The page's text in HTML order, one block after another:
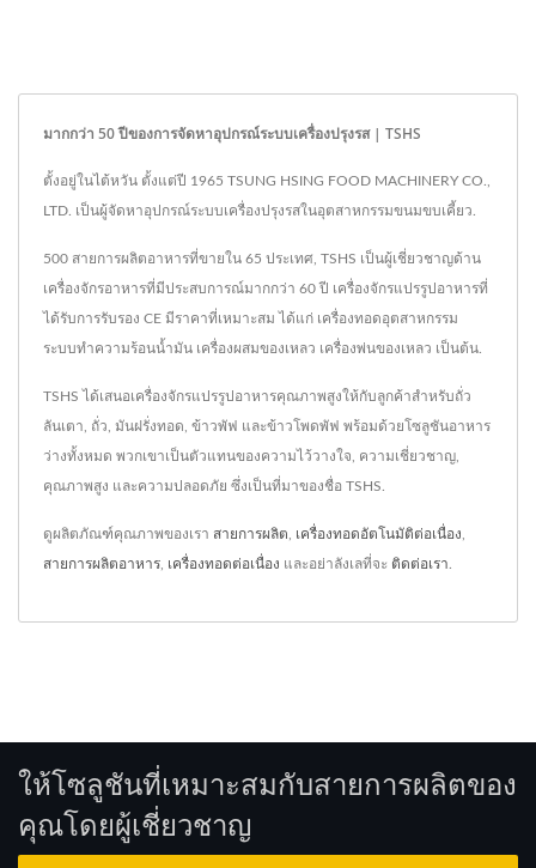
มากกว่า 50 ปีของการจัดหาอุปกรณ์ระบบเครื่องปรุงรส | TSHS
ตั้งอยู่ในไต้หวัน ตั้งแต่ปี 1965 TSUNG HSING FOOD MACHINERY CO.,
LTD. เป็นผู้จัดหาอุปกรณ์ระบบเครื่องปรุงรสในอุตสาหกรรมขนมขบเคี้ยว.
500 สายการผลิตอาหารที่ขายใน 65 ประเทศ, TSHS เป็นผู้เชี่ยวชาญด้าน
เครื่องจักรอาหารที่มีประสบการณ์มากกว่า 60 ปี เครื่องจักรแปรรูปอาหารที่
ได้รับการรับรอง CE มีราคาที่เหมาะสม ได้แก่ เครื่องทอดอุตสาหกรรม
ระบบทำความร้อนน้ำมัน เครื่องผสมของเหลว เครื่องพ่นของเหลว เป็นต้น.
TSHS ได้เสนอเครื่องจักรแปรรูปอาหารคุณภาพสูงให้กับลูกค้าสำหรับถั่ว
ลันเตา, ถั่ว, มันฝรั่งทอด, ข้าวพัฟ และข้าวโพดพัฟ พร้อมด้วยโซลูชันอาหาร
ว่างทั้งหมด พวกเขาเป็นตัวแทนของความไว้วางใจ, ความเชี่ยวชาญ,
คุณภาพสูง และความปลอดภัย ซึ่งเป็นที่มาของชื่อ TSHS.
ดูผลิตภัณฑ์คุณภาพของเรา สายการผลิต เครื่องทอดอัตโนมัติต่อเนื่อง
สายการผลิตอาหาร เครื่องทอดต่อเนื่อง และอย่าลังเลที่จะ ติดต่อเรา
ให้โซลูชันที่เหมาะสมกับสายการผลิตของ
คุณโดยผู้เชี่ยวชาญ